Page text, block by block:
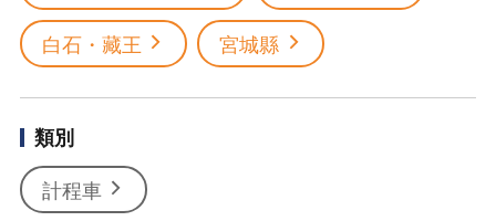
白石・藏王
宮城縣
類別
計程車